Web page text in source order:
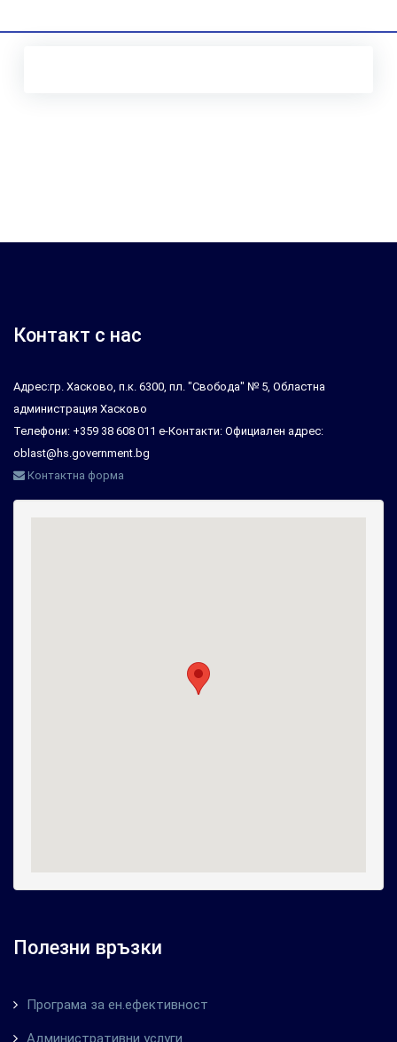
Контакт с нас
Адрес:гр. Хасково, п.к. 6300, пл. "Свобода" № 5, Областна
администрация Хасково
Телефони: +359 38 608 011 е-Контакти: Официален адрес:
oblast@hs.government.bg
Контактна форма
Полезни връзки
Програма за ен.ефективност
Административни услуги